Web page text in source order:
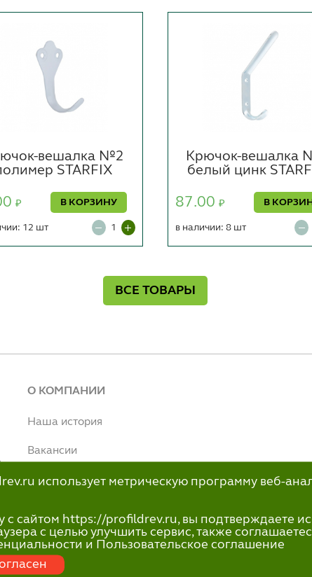
вешалка №2
STARFIX
₽ В КОРЗИНУ
12 шт
Крючок-вешалка
белый цинк
87.00 ₽ В
в наличии: 8 шт
ВСЕ ТОВАРЫ
О КОМПАНИИ
Наша история
Вакансии
Наше производство
использует метрическую программу веб-
с сайтом https://profildrev.ru, вы подтверждаете
с целью улучшить сервис, также
и Пользовательское соглашение